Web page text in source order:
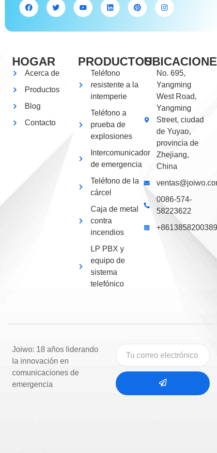
HOGAR
Acerca de
Productos
Blog
Contacto
PRODUCTOS
Teléfono
resistente a la
intemperie
Teléfono a
prueba de
explosiones
Intercomunicador
de emergencia
Teléfono de la
cárcel
Caja de metal
contra
incendios
LP PBX y
equipo de
sistema
telefónico
No. 695,
Yangming
West Road,
Yangming
Street, ciudad
de Yuyao,
provincia de
Zhejiang,
China
0086-574-
58223622
+8613858200389
Joiwo: 18 años liderando
la innovación en
comunicaciones de
emergencia